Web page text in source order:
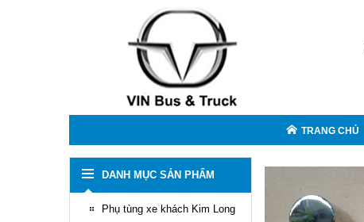
TRANG CHỦ
DANH MỤC SẢN PHẨM
Phụ tùng xe khách Kim Long